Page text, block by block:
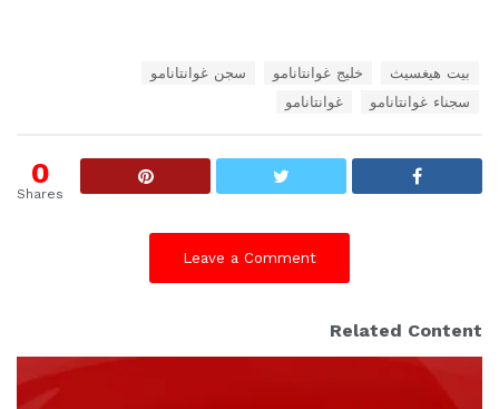
بيت هيغسيث خليج غوانتانامو
سجن غوانتانامو
سجناء غوانتانامو
غوانتانامو
0
Shares
Leave a Comment
Related Content